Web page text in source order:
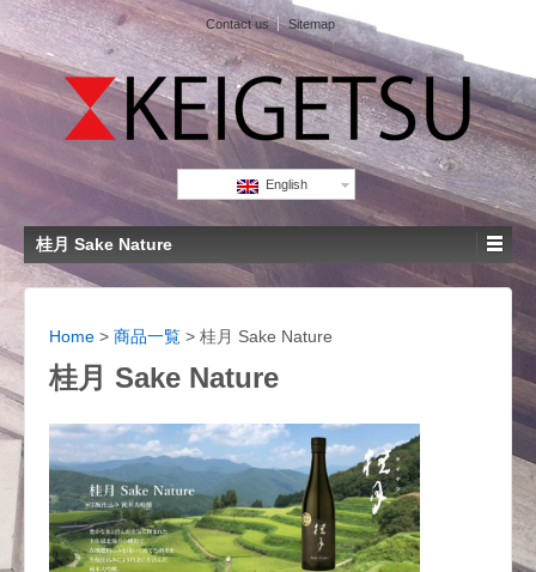
Contact us Sitemap
English
桂月 Sake Nature
Home > 商品一覧 > 桂月 Sake Nature
桂月 Sake Nature